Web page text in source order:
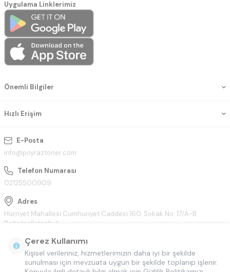
E-Posta
info@poyraztoner.com
Telefon Numarası
02125500909
Adres
Hürriyet Mahallesi Cumhuriyet Caddesi 160. Sokak No: 17/A-B
Bağcılar/İstanbul
Önemli Bilgiler
Hızlı Erişim
Uygulama Linklerimiz
Çerez Kullanımı
Kişisel verileriniz, hizmetlerimizin daha iyi bir şekilde
sunulması için mevzuata uygun bir şekilde toplanıp işlenir.